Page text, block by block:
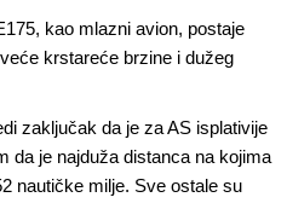
kao mlazni avion, postaje
krstareće brzine i dužeg
zaključak da je za AS isplativije
da je najduža distanca na kojima
nautičke milje. Sve ostale su